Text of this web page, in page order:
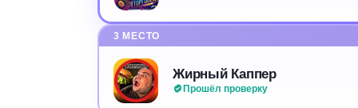
3 МЕСТО
Жирный Каппер
Прошёл проверку